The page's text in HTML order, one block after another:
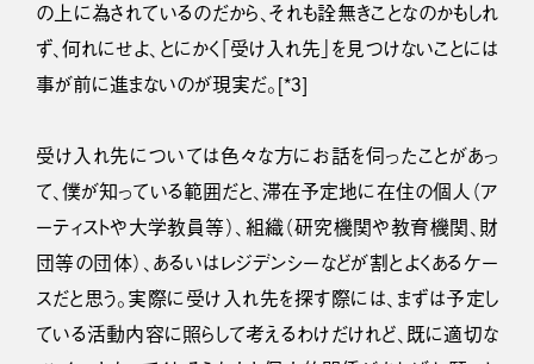
の上に為されているのだから、それも詮無きことなのかもしれ
ず、何れにせよ、とにかく「受け入れ先」を見つけないことには
事が前に進まないのが現実だ。[*3]
受け入れ先については色々な方にお話を伺ったことがあっ
て、僕が知っている範囲だと、滞在予定地に在住の個人（ア
ーティストや大学教員等）、組織（研究機関や教育機関、財
団等の団体）、あるいはレジデンシーなどが割とよくあるケー
スだと思う。実際に受け入れ先を探す際には、まずは予定し
ている活動内容に照らして考えるわけだけれど、既に適切な